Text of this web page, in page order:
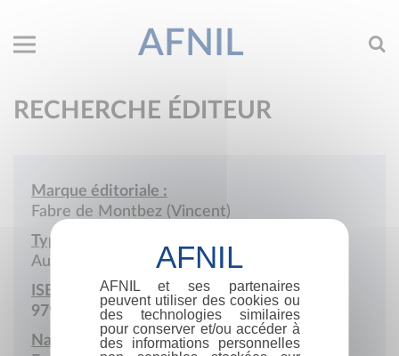
AFNIL
RECHERCHE ÉDITEUR
Marque éditoriale :
Fabre de Montbez (Vincent)
Type de société :
Auto-édition
ISBN :
979-10-979661
Nationalité :
AFNIL et ses partenaires
peuvent utiliser des cookies ou
des technologies similaires
pour conserver et/ou accéder à
des informations personnelles